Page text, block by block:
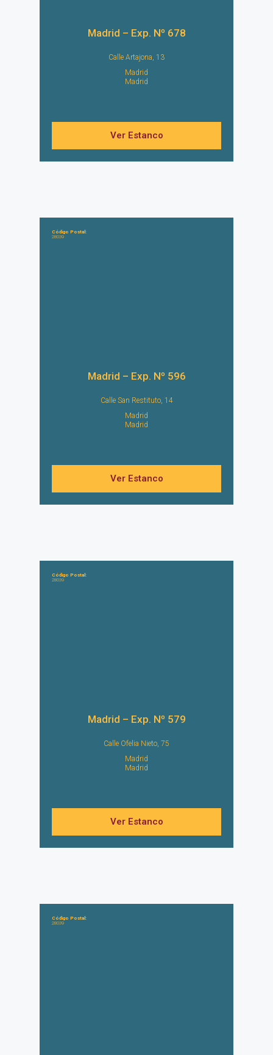
Madrid – Exp. Nº 678
Calle Artajona, 13
Madrid
Madrid
Ver Estanco
Código Postal:
28039
Madrid – Exp. Nº 596
Calle San Restituto, 14
Madrid
Madrid
Ver Estanco
Código Postal:
28039
Madrid – Exp. Nº 579
Calle Ofelia Nieto, 75
Madrid
Madrid
Ver Estanco
Código Postal:
28039